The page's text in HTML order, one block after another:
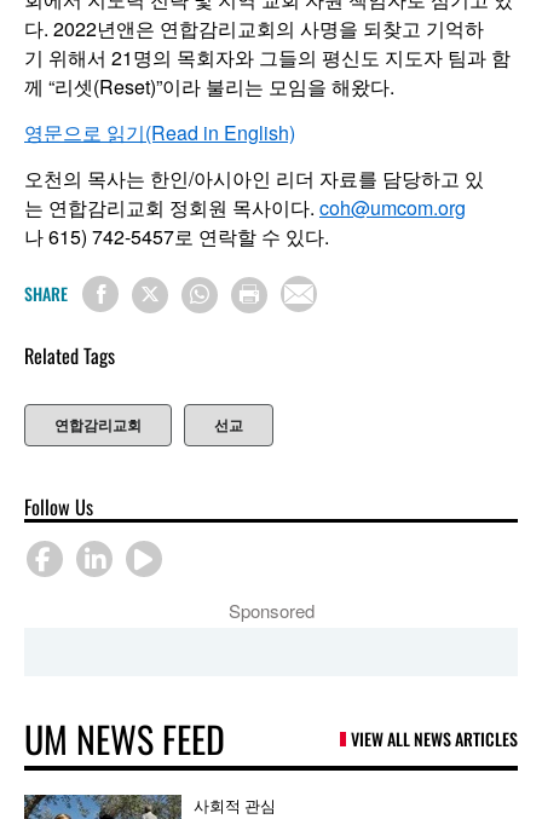
다. 2022년앤은 연합감리교회의 사명을 되찾고 기억하
기 위해서 21명의 목회자와 그들의 평신도 지도자 팀과 함
께 “리셋(Reset)”이라 불리는 모임을 해왔다.
영문으로 읽기(Read in English)
오천의 목사는 한인/아시아인 리더 자료를 담당하고 있
는 연합감리교회 정회원 목사이다. coh@umcom.org
나 615) 742-5457로 연락할 수 있다.
SHARE
Related Tags
연합감리교회 선교
Follow Us
Sponsored
UM NEWS FEED VIEW ALL NEWS ARTICLES
사회적 관심